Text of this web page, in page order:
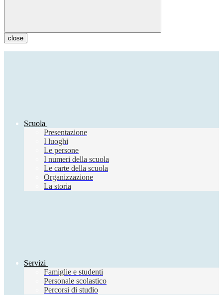
close
Scuola
Presentazione
I luoghi
Le persone
I numeri della scuola
Le carte della scuola
Organizzazione
La storia
Servizi
Famiglie e studenti
Personale scolastico
Percorsi di studio